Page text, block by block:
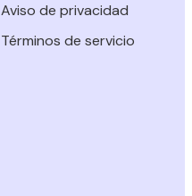
Aviso de privacidad
Términos de servicio